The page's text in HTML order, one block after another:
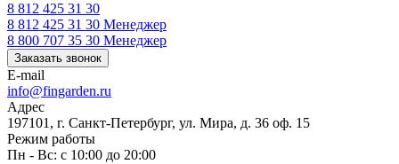
8 812 425 31 30
8 812 425 31 30 Менеджер
8 800 707 35 30 Менеджер
Заказать звонок
E-mail
info@fingarden.ru
Адрес
197101, г. Санкт-Петербург, ул. Мира, д. 36 оф. 15
Режим работы
Пн - Вс: с 10:00 до 20:00